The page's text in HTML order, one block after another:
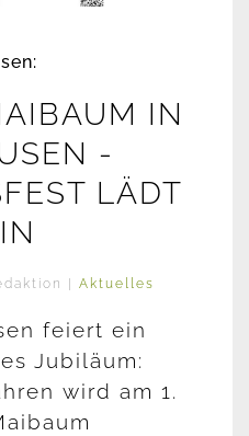
IN
-
LÄDT
| Aktuelles
feiert ein
Jubiläum:
wird am 1.